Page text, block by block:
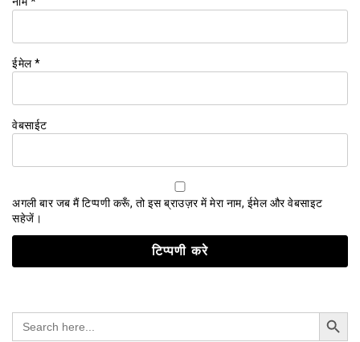
ईमेल*
वेबसाईट
अगली बार जब मैं टिप्पणी करूँ, तो इस ब्राउज़र में मेरा नाम, ईमेल और वेबसाइट
सहेजें।
Search
for:
Search Button